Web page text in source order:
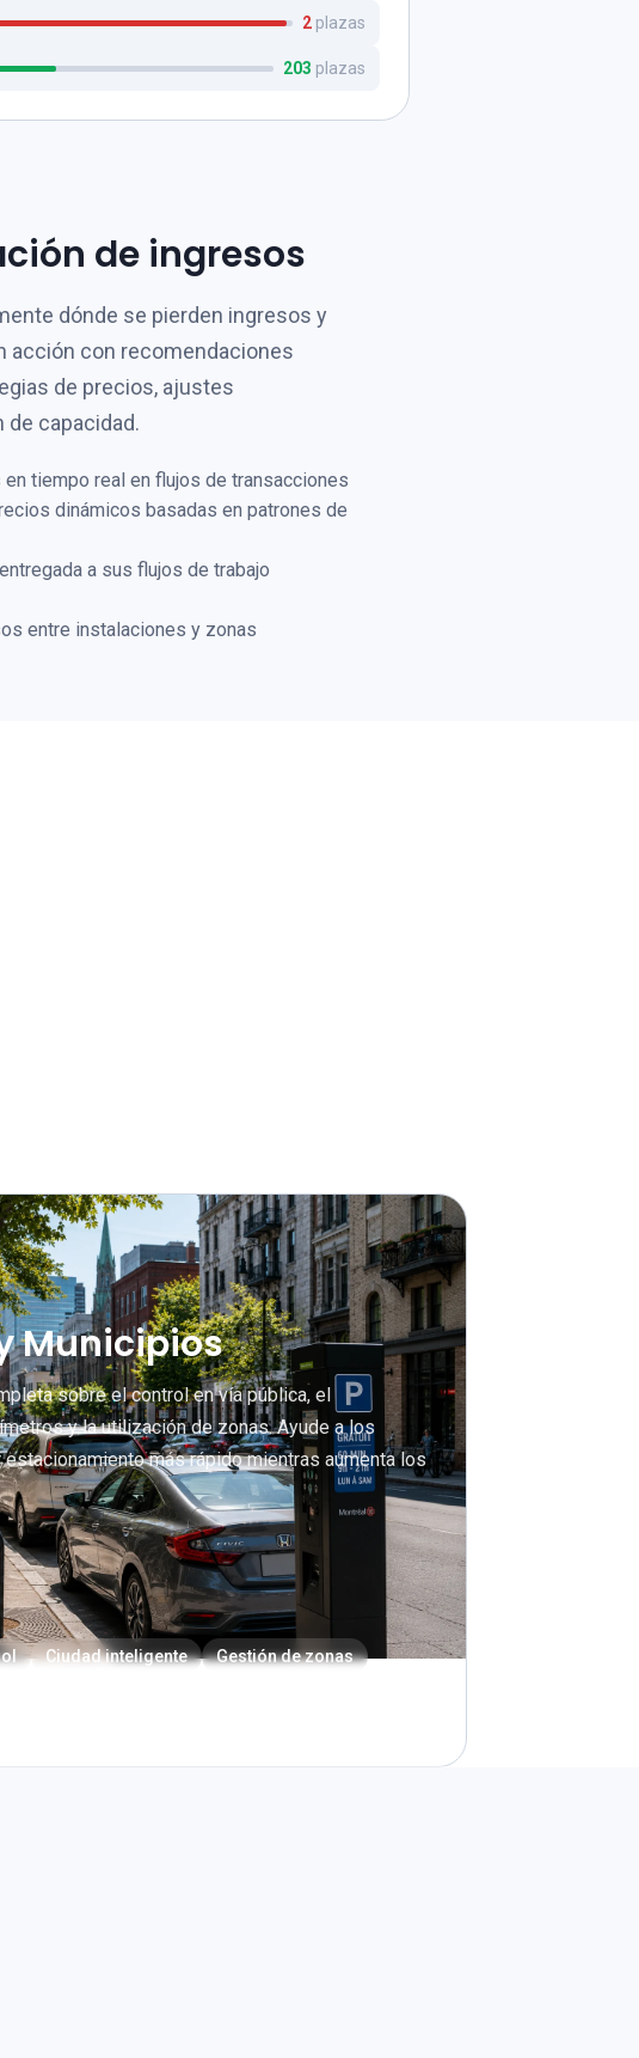
2 plazas
203 plazas
de ingresos
dónde se pierden ingresos y
acción con recomendaciones
de precios, ajustes
de capacidad.
tiempo real en flujos de transacciones
dinámicos basadas en patrones de
a sus flujos de trabajo
entre instalaciones y zonas
Municipios
sobre el control en vía pública, el
y la utilización de zonas. Ayude a los
estacionamiento más rápido mientras aumenta los
Ciudad inteligente Gestión de zonas